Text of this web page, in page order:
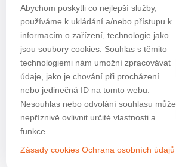
Abychom poskytli co nejlepší služby,
používáme k ukládání a/nebo přístupu k
informacím o zařízení, technologie jako
jsou soubory cookies. Souhlas s těmito
technologiemi nám umožní zpracovávat
údaje, jako je chování při procházení
nebo jedinečná ID na tomto webu.
Nesouhlas nebo odvolání souhlasu může
nepříznivě ovlivnit určité vlastnosti a
funkce.
Zásady cookies Ochrana osobních údajů